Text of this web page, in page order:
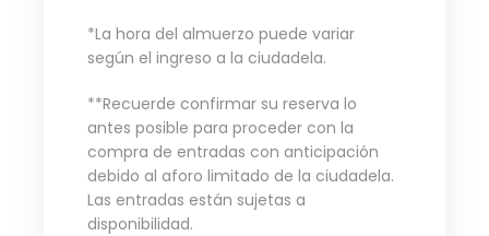
*La hora del almuerzo puede variar
según el ingreso a la ciudadela.
**Recuerde confirmar su reserva lo
antes posible para proceder con la
compra de entradas con anticipación
debido al aforo limitado de la ciudadela.
Las entradas están sujetas a
disponibilidad.